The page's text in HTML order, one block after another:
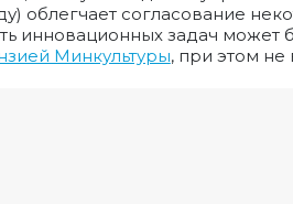
облегчает согласование
инновационных задач
Минкультуры, при этом не